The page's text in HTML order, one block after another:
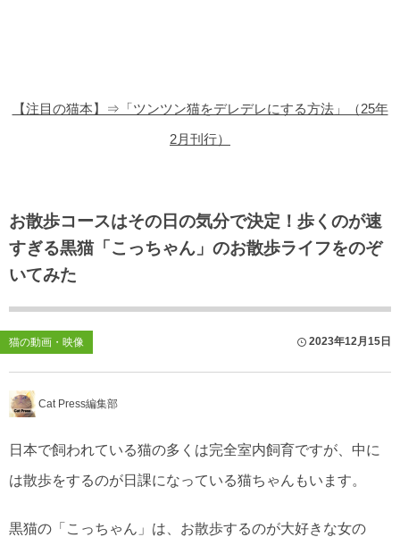
【注目の猫本】⇒「ツンツン猫をデレデレにする方法」（25年
2月刊行）
お散歩コースはその日の気分で決定！歩くのが速
すぎる黒猫「こっちゃん」のお散歩ライフをのぞ
いてみた
猫の動画・映像 2023年12月15日
Cat Press編集部
日本で飼われている猫の多くは完全室内飼育ですが、中に
は散歩をするのが日課になっている猫ちゃんもいます。
黒猫の「こっちゃん」は、お散歩するのが大好きな女の
猫のゲーム・アプリ
猫のフリー写真素材